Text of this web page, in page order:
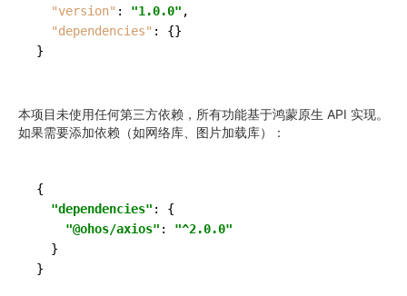
"version" : "1.0.0" ,
"dependencies" : {}
}
本项目未使用任何第三方依赖，所有功能基于鸿蒙原生 API 实现。
如果需要添加依赖（如网络库、图片加载库）：
{
"dependencies" : {
"@ohos/axios" : "^2.0.0"
  }